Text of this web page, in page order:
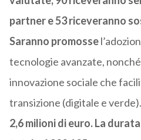
partner e 53 riceveranno
Saranno promosse
tecnologie avanzate,
innovazione sociale che
transizione (digitale e verde).
2,6 milioni di euro. La